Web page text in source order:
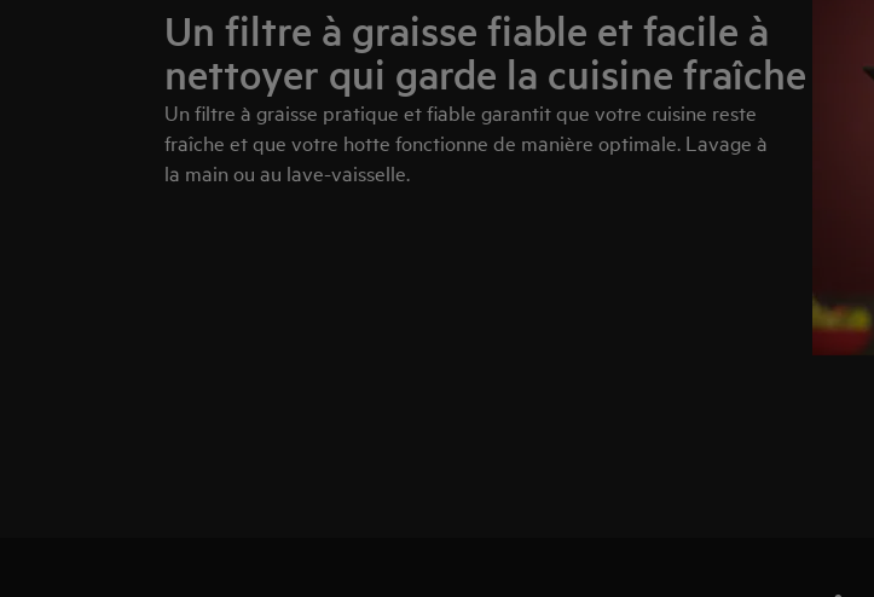
Un filtre à graisse fiable et facile à
nettoyer qui garde la cuisine fraîche
Un filtre à graisse pratique et fiable garantit que votre cuisine reste
fraîche et que votre hotte fonctionne de manière optimale. Lavage à
la main ou au lave-vaisselle.